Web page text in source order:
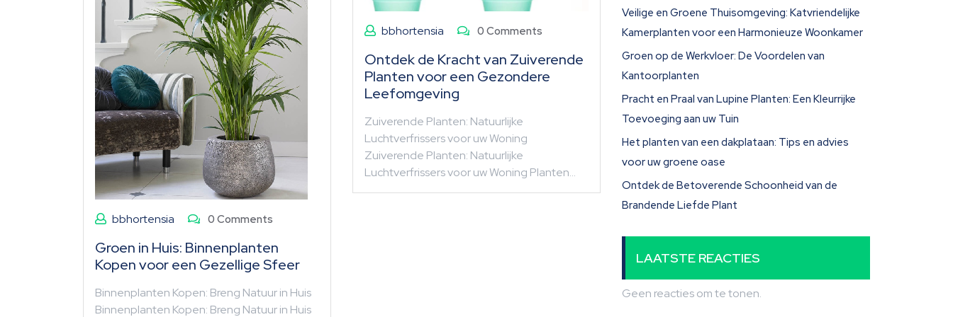
bbhortensia 0 Comments
Groen in Huis: Binnenplanten
Kopen voor een Gezellige Sfeer
Binnenplanten Kopen: Breng Natuur in Huis
Binnenplanten Kopen: Breng Natuur in Huis
bbhortensia 0 Comments
Ontdek de Kracht van Zuiverende
Planten voor een Gezondere
Leefomgeving
Zuiverende Planten: Natuurlijke
Luchtverfrissers voor uw Woning
Zuiverende Planten: Natuurlijke
Luchtverfrissers voor uw Woning Planten…
Veilige en Groene Thuisomgeving: Katvriendelijke
Kamerplanten voor een Harmonieuze Woonkamer
Groen op de Werkvloer: De Voordelen van
Kantoorplanten
Pracht en Praal van Lupine Planten: Een Kleurrijke
Toevoeging aan uw Tuin
Het planten van een dakplataan: Tips en advies
voor uw groene oase
Ontdek de Betoverende Schoonheid van de
Brandende Liefde Plant
LAATSTE REACTIES
Geen reacties om te tonen.